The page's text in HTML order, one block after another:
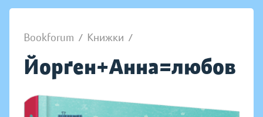
Bookforum / Книжки /
Йорґен+Анна=любов